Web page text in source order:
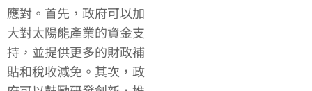
應對。首先，政府可以加
大對太陽能產業的資金支
持，並提供更多的財政補
貼和稅收減免。其次，政